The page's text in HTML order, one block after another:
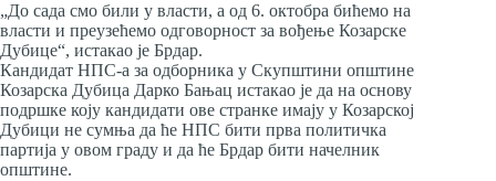
„До сада смо били у власти, а од 6. октобра бићемо на
власти и преузећемо одговорност за вођење Козарске
Дубице“, истакао је Брдар.
Кандидат НПС-а за одборника у Скупштини општине
Козарска Дубица Дарко Бањац истакао је да на основу
подршке коју кандидати ове странке имају у Козарској
Дубици не сумња да ће НПС бити прва политичка
партија у овом граду и да ће Брдар бити начелник
општине.